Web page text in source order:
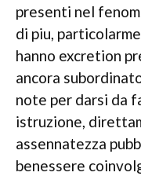
presenti nel
di piu,
hanno excretion
ancora
note per darsi da
istruzione,
assennatezza
benessere